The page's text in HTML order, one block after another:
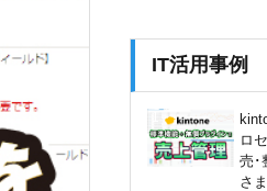
IT活用事例
ロ
売･
さ